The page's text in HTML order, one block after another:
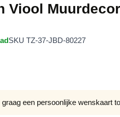
Viool
SKU TZ-37-JBD-80227
een persoonlijke wenskaart